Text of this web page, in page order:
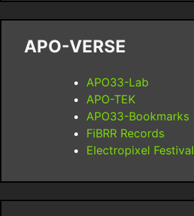
APO-VERSE
APO33-Lab
APO-TEK
APO33-Bookmarks
FiBRR Records
Electropixel Festival